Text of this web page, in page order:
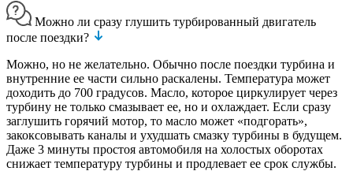
Можно ли сразу глушить турбированный двигатель
после поездки?
Можно, но не желательно. Обычно после поездки турбина и
внутренние ее части сильно раскалены. Температура может
доходить до 700 градусов. Масло, которое циркулирует через
турбину не только смазывает ее, но и охлаждает. Если сразу
заглушить горячий мотор, то масло может «подгорать»,
закоксовывать каналы и ухудшать смазку турбины в будущем.
Даже 3 минуты простоя автомобиля на холостых оборотах
снижает температуру турбины и продлевает ее срок службы.